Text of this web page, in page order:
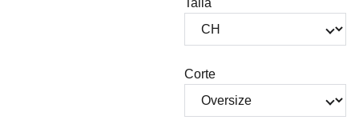
Talla
Corte